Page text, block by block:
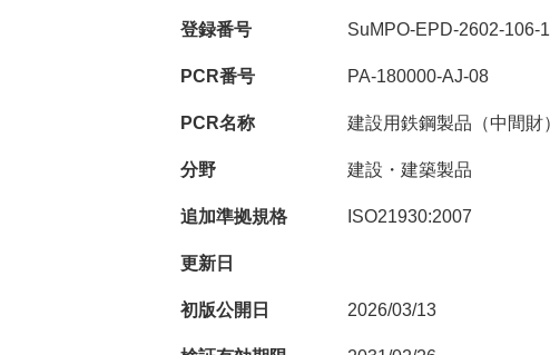
登録番号 SuMPO-EPD-2602-106-1
PCR番号 PA-180000-AJ-08
PCR名称 建設用鉄鋼製品（中間財
分野 建設・建築製品
追加準拠規格 ISO21930:2007
更新日
初版公開日 2026/03/13